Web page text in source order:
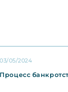
03/05/2024
Процесс